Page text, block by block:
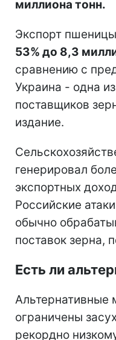
миллиона тонн.
Экспорт
53% до 8,3
сравнению с
Украина - одна
поставщиков
издание.
генерировал
экспортных
Российские
обычно
поставок зерна,
Есть ли
Альтернативные
ограничены
рекордно